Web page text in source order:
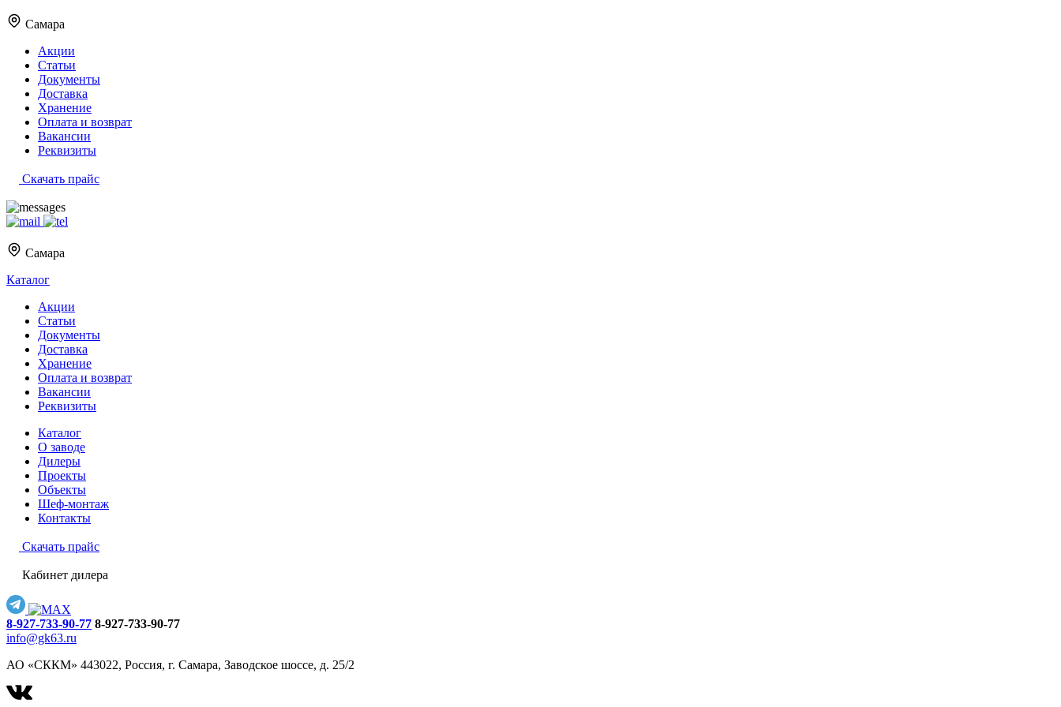
Самара
Акции
Статьи
Документы
Доставка
Хранение
Оплата и возврат
Вакансии
Реквизиты
Скачать прайс
Самара
Каталог
Акции
Статьи
Документы
Доставка
Хранение
Оплата и возврат
Вакансии
Реквизиты
Каталог
О заводе
Дилеры
Проекты
Объекты
Шеф-монтаж
Контакты
Скачать прайс
Кабинет дилера
8-927-733-90-77 8-927-733-90-77
info@gk63.ru
АО «СККМ» 443022, Россия, г. Самара, Заводское шоссе, д. 25/2